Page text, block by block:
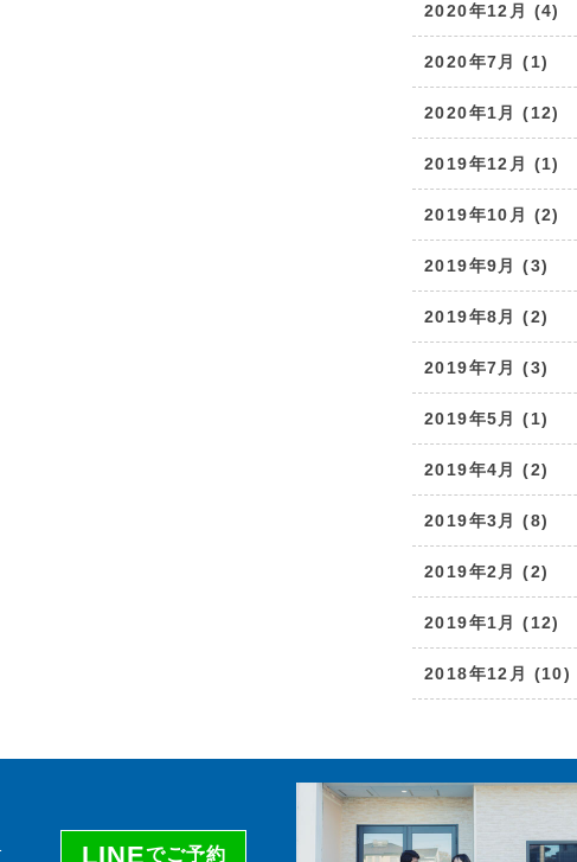
2020年12月 (4)
2020年7月 (1)
2020年1月 (12)
2019年12月 (1)
2019年10月 (2)
2019年9月 (3)
2019年8月 (2)
2019年7月 (3)
2019年5月 (1)
2019年4月 (2)
2019年3月 (8)
2019年2月 (2)
2019年1月 (12)
2018年12月 (10)
LINEでご予約